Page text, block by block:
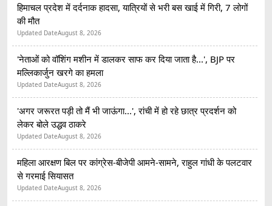
हिमाचल प्रदेश में दर्दनाक हादसा, यात्रियों से भरी बस खाई में गिरी, 7 लोगों
की मौत
Updated DateAugust 8, 2026
'नेताओं को वॉशिंग मशीन में डालकर साफ कर दिया जाता है...', BJP पर
मल्लिकार्जुन खरगे का हमला
Updated DateAugust 8, 2026
'अगर जरूरत पड़ी तो मैं भी जाऊंगा...', रांची में हो रहे छात्र प्रदर्शन को
लेकर बोले उद्धव ठाकरे
Updated DateAugust 8, 2026
महिला आरक्षण बिल पर कांग्रेस-बीजेपी आमने-सामने, राहुल गांधी के पलटवार
से गरमाई सियासत
Updated DateAugust 8, 2026